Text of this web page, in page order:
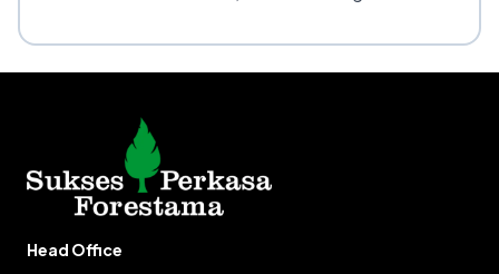
Head Office